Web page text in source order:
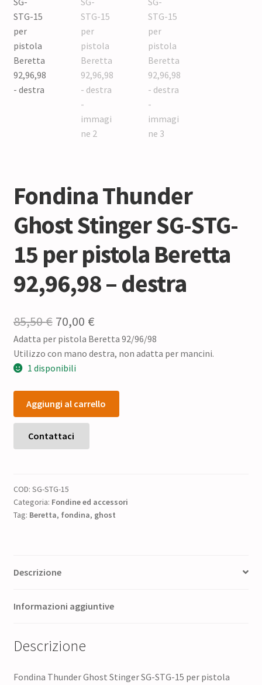
Fondina Thunder
Ghost Stinger SG-STG-
15 per pistola Beretta
92,96,98 – destra
85,50€ Il
prezzo
originale
85,50 €.
70,00 €Il
prezzo
attuale
70,00 €.
Adatta per pistola Beretta 92/96/98
Utilizzo con mano destra, non adatta per mancini.
1 disponibili
Fondina
Thunder
Ghost
Stinger
SG-
per
pistola
Beretta
destra
Aggiungi al carrello
Contattaci
COD: SG-STG-15
Categoria: Fondine ed accessori
Tag: Beretta, fondina, ghost
Descrizione
Informazioni aggiuntive
Descrizione
Fondina Thunder Ghost Stinger SG-STG-15 per pistola